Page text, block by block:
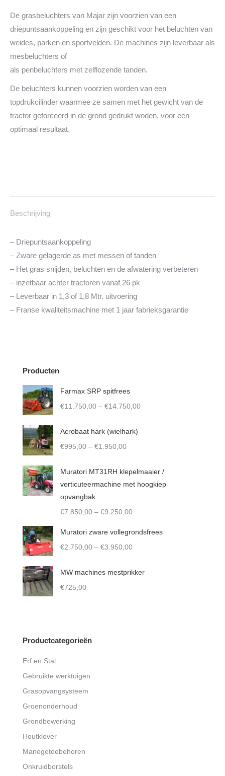
De grasbeluchters van Majar zijn voorzien van een
driepuntsaankoppeling en zijn geschikt voor het beluchten van
weides, parken en sportvelden. De machines zijn leverbaar als
mesbeluchters of
als penbeluchters met zelflozende tanden.
De beluchters kunnen voorzien worden van een
topdrukcilinder waarmee ze samen met het gewicht van de
tractor geforceerd in de grond gedrukt woden, voor een
optimaal resultaat.
Beschrijving
– Driepuntsaankoppeling
– Zware gelagerde as met messen of tanden
– Het gras snijden, beluchten en de afwatering verbeteren
– inzetbaar achter tractoren vanaf 26 pk
– Leverbaar in 1,3 of 1,8 Mtr. uitvoering
– Franse kwaliteitsmachine met 1 jaar fabrieksgarantie
Producten
Farmax SRP spitfrees
€11.750,00 – €14.750,00Price
Acrobaat hark (wielhark)
€995,00 – €1.950,00Price
€995,00
through
Muratori MT31RH klepelmaaier /
verticuteermachine met hoogkiep
opvangbak
€7.850,00 – €9.250,00Price
€7.850,00
through
Muratori zware vollegrondsfrees
€2.750,00 – €3.950,00Price
€2.750,00
MW machines mestprikker
€725,00
Productcategorieën
Erf en Stal
Gebruikte werktuigen
Grasopvangsysteem
Groenonderhoud
Grondbewerking
Houtklover
Manegetoebehoren
Onkruidborstels